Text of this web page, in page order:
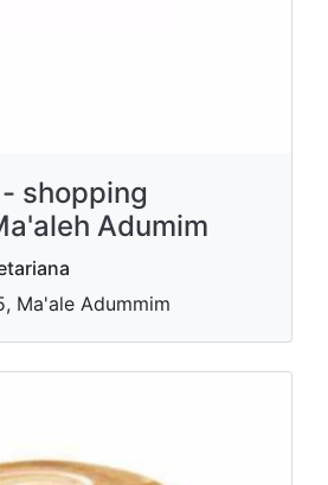
shopping
Adumim
Ma'ale Adummim